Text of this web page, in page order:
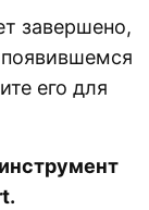
завершено,
его для